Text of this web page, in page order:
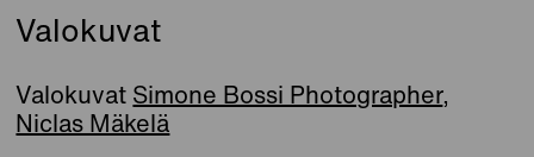
Valokuvat
Valokuvat Simone Bossi Photographer,
Niclas Mäkelä